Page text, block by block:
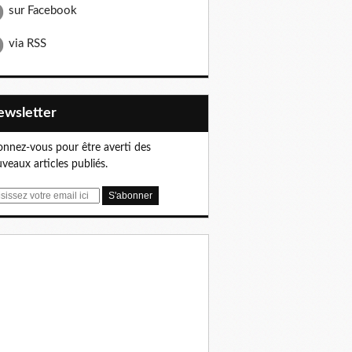
sur Facebook
via RSS
vous pour être averti des
articles publiés.